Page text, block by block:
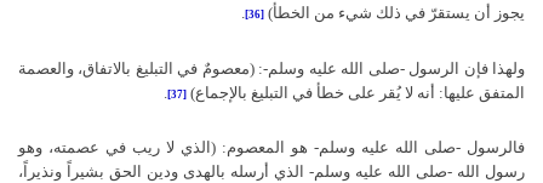
يجوز أن يستقرّ في ذلك شيء من الخطأ) [36]
.
ولهذا فإن الرسول -صلى الله عليه وسلم-: (معصومٌ في التبليغ بالاتفاق، والعصمة
المتفق عليها: أنه لا يُقر على خطأ في التبليغ بالإجماع) [37]
فالرسول -صلى الله عليه وسلم- هو المعصوم: (الذي لا ريب في عصمته، وهو
رسول الله -صلى الله عليه وسلم- الذي أرسله بالهدى ودين الحق بشيراً ونذيراً،